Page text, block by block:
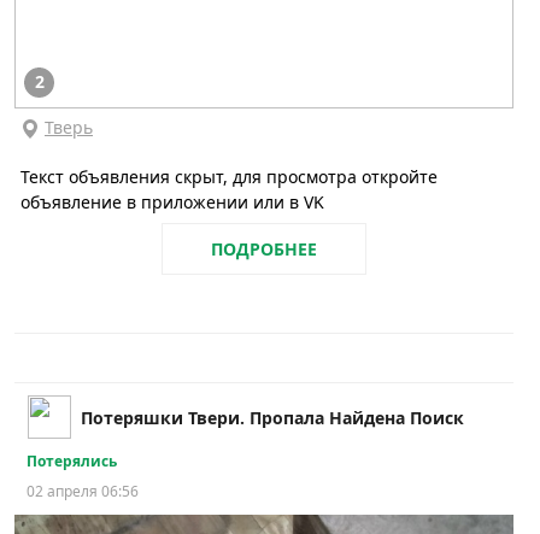
2
Тверь
Текст объявления скрыт, для просмотра откройте
объявление в приложении или в VK
ПОДРОБНЕЕ
Потеряшки Твери. Пропала Найдена Поиск
Потерялись
02 апреля 06:56